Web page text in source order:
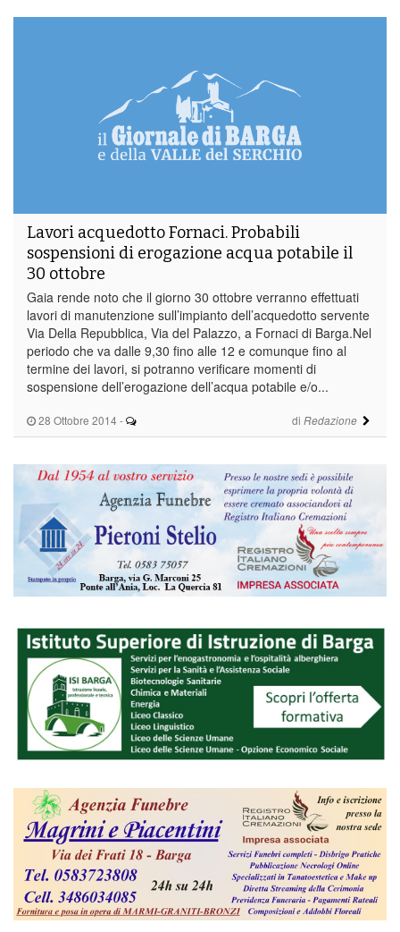
28 Ottobre 2014 - di Redazione
Lavori acquedotto Fornaci. Probabili
sospensioni di erogazione acqua potabile il
30 ottobre
Gaia rende noto che il giorno 30 ottobre verranno effettuati
lavori di manutenzione sull’impianto dell’acquedotto servente
Via Della Repubblica, Via del Palazzo, a Fornaci di Barga.Nel
periodo che va dalle 9,30 fino alle 12 e comunque fino al
termine dei lavori, si potranno verificare momenti di
sospensione dell’erogazione dell’acqua potabile e/o...